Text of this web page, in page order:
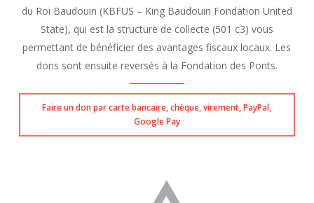
du Roi Baudouin (KBFUS – King Baudouin Fondation United
State), qui est la structure de collecte (501 c3) vous
permettant de bénéficier des avantages fiscaux locaux. Les
dons sont ensuite reversés à la Fondation des Ponts.
Faire un don par carte bancaire, chèque, virement, PayPal,
Google Pay